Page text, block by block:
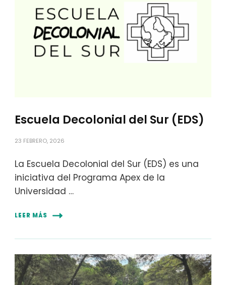
Escuela Decolonial del Sur (EDS)
23 FEBRERO, 2026
La Escuela Decolonial del Sur (EDS) es una
iniciativa del Programa Apex de la
Universidad …
LEER MÁS